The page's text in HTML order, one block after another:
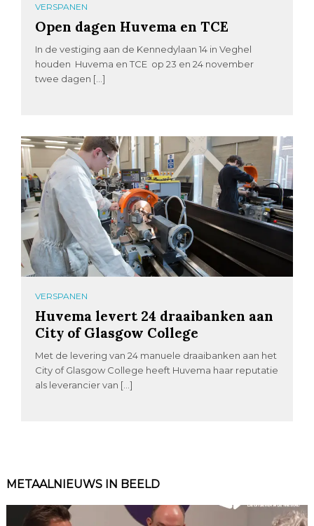
VERSPANEN
Open dagen Huvema en TCE
In de vestiging aan de Kennedylaan 14 in Veghel
houden Huvema en TCE op 23 en 24 november
twee dagen […]
VERSPANEN
Huvema levert 24 draaibanken aan
City of Glasgow College
Met de levering van 24 manuele draaibanken aan het
City of Glasgow College heeft Huvema haar reputatie
als leverancier van […]
METAALNIEUWS IN BEELD